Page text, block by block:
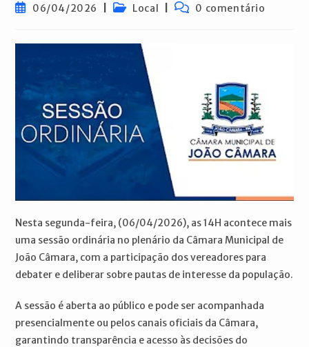
Post06/04/2026
Categoria
Local
Comentários
0 comentário
Nesta segunda-feira, (06/04/2026), as 14H acontece mais
uma sessão ordinária no plenário da Câmara Municipal de
João Câmara, com a participação dos vereadores para
debater e deliberar sobre pautas de interesse da população.
A sessão é aberta ao público e pode ser acompanhada
presencialmente ou pelos canais oficiais da Câmara,
garantindo transparência e acesso às decisões do